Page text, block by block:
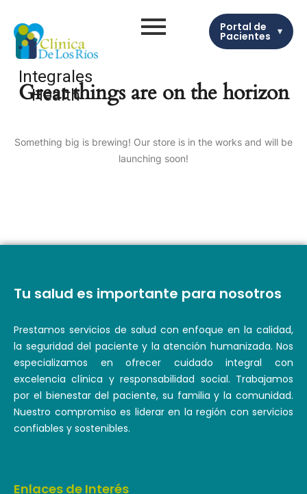
Integrales
Health
Portal de
Pacientes ▾
Great things are on the horizon
Something big is brewing! Our store is in the works and will be
launching soon!
Tu salud es importante para nosotros
Prestamos servicios de salud con enfoque en la calidad,
la seguridad del paciente y la atención humanizada. Nos
especializamos en ofrecer cuidado integral con
excelencia clínica y responsabilidad social. Trabajamos
por el bienestar del paciente, su familia y la comunidad.
Nuestro compromiso es liderar en la región con servicios
confiables y sostenibles.
Enlaces de Interés